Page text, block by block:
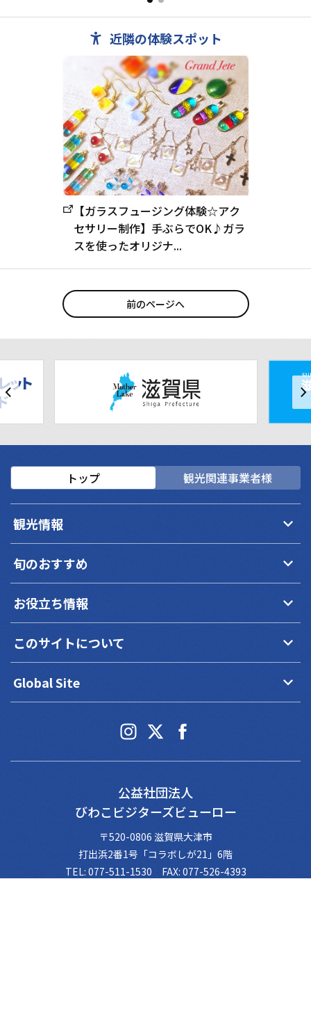
近隣の体験スポット
【ガラスフュージング体験☆アク
セサリー制作】手ぶらでOK♪ガラ
スを使ったオリジナ...
前のページへ
トップ 観光関連事業者様
観光情報 keyboard_arrow_down
旬のおすすめ keyboard_arrow_down
お役立ち情報 keyboard_arrow_down
このサイトについて keyboard_arrow_down
Global Site keyboard_arrow_down
公益社団法人
びわこビジターズビューロー
〒520-0806 滋賀県大津市
打出浜2番1号「コラボしが21」6階
TEL: 077-511-1530 FAX: 077-526-4393